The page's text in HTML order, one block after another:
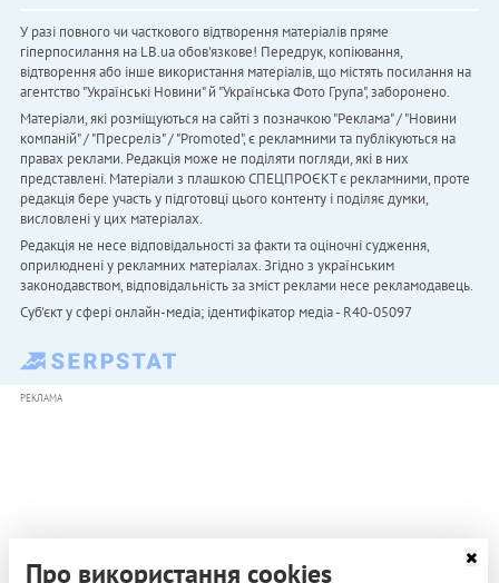
У разі повного чи часткового відтворення матеріалів пряме
гіперпосилання на LB.ua обов'язкове! Передрук, копіювання,
відтворення або інше використання матеріалів, що містять посилання на
агентство "Українськi Новини" й "Українська Фото Група", заборонено.
Матеріали, які розміщуються на сайті з позначкою "Реклама" / "Новини
компаній" / "Пресреліз" / "Promoted", є рекламними та публікуються на
правах реклами. Редакція може не поділяти погляди, які в них
представлені. Матеріали з плашкою СПЕЦПРОЄКТ є рекламними, проте
редакція бере участь у підготовці цього контенту і поділяє думки,
висловлені у цих матеріалах.
Редакція не несе відповідальності за факти та оціночні судження,
оприлюднені у рекламних матеріалах. Згідно з українським
законодавством, відповідальність за зміст реклами несе рекламодавець.
Cуб'єкт у сфері онлайн-медіа; ідентифікатор медіа - R40-05097
РЕКЛАМА
Про використання cookies